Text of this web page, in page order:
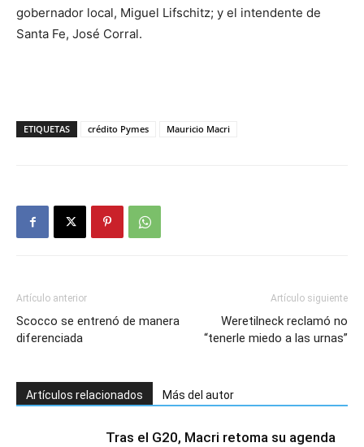
gobernador local, Miguel Lifschitz; y el intendente de
Santa Fe, José Corral.
ETIQUETAS crédito Pymes Mauricio Macri
Artículo anterior
Scocco se entrenó de manera
diferenciada
Artículo siguiente
Weretilneck reclamó no
“tenerle miedo a las urnas”
Artículos relacionados Más del autor
Tras el G20, Macri retoma su agenda